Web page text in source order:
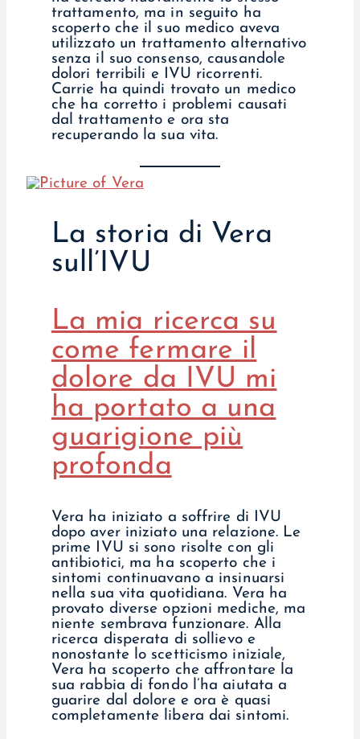
trattamento, ma in seguito ha
scoperto che il suo medico aveva
utilizzato un trattamento alternativo
senza il suo consenso, causandole
dolori terribili e IVU ricorrenti.
Carrie ha quindi trovato un medico
che ha corretto i problemi causati
dal trattamento e ora sta
recuperando la sua vita.
La storia di Vera
sull’IVU
La mia ricerca su
come fermare il
dolore da IVU mi
ha portato a una
guarigione più
profonda
Vera ha iniziato a soffrire di IVU
dopo aver iniziato una relazione. Le
prime IVU si sono risolte con gli
antibiotici, ma ha scoperto che i
sintomi continuavano a insinuarsi
nella sua vita quotidiana. Vera ha
provato diverse opzioni mediche, ma
niente sembrava funzionare. Alla
ricerca disperata di sollievo e
nonostante lo scetticismo iniziale,
Vera ha scoperto che affrontare la
sua rabbia di fondo l’ha aiutata a
guarire dal dolore e ora è quasi
completamente libera dai sintomi.